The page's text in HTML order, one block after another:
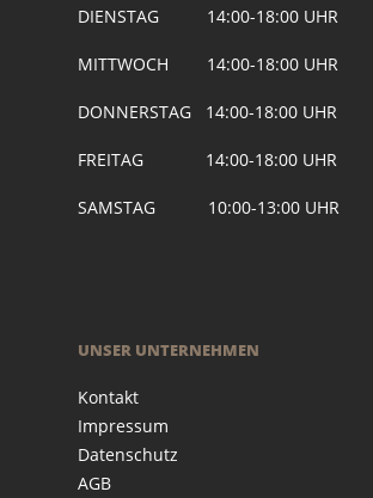
DIENSTAG 14:00-18:00 UHR
MITTWOCH 14:00-18:00 UHR
DONNERSTAG 14:00-18:00 UHR
FREITAG 14:00-18:00 UHR
SAMSTAG 10:00-13:00 UHR
UNSER UNTERNEHMEN
Kontakt
Impressum
Datenschutz
AGB